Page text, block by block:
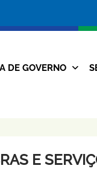
da
DE GOVERNO
E